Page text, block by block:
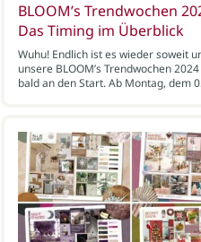
BLOOM’s Trendwochen
Das Timing im Überblick
Wuhu! Endlich ist es wieder soweit
unsere BLOOM’s Trendwochen
bald an den Start. Ab Montag, dem